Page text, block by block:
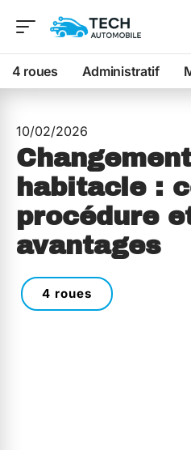
4 roues Administratif
10/02/2026
habitacle :
procédure
avantages
4 roues